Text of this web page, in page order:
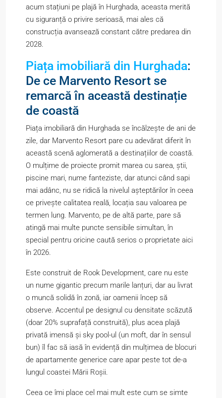
acum stațiuni pe plajă în Hurghada, aceasta merită
cu siguranță o privire serioasă, mai ales că
construcția avansează constant către predarea din
2028.
Piața imobiliară din Hurghada:
De ce Marvento Resort se
remarcă în această destinație
de coastă
Piața imobiliară din Hurghada se încălzește de ani de
zile, dar Marvento Resort pare cu adevărat diferit în
această scenă aglomerată a destinațiilor de coastă.
O mulțime de proiecte promit marea cu sarea, știi,
piscine mari, nume fanteziste, dar atunci când sapi
mai adânc, nu se ridică la nivelul așteptărilor în ceea
ce privește calitatea reală, locația sau valoarea pe
termen lung. Marvento, pe de altă parte, pare să
atingă mai multe puncte sensibile simultan, în
special pentru oricine caută serios o proprietate aici
în 2026.
Este construit de Rook Development, care nu este
un nume gigantic precum marile lanțuri, dar au livrat
o muncă solidă în zonă, iar oamenii încep să
observe. Accentul pe designul cu densitate scăzută
(doar 20% suprafață construită), plus acea plajă
privată imensă și sky pool-ul (un moft, dar în sensul
bun) îl fac să iasă în evidență din mulțimea de blocuri
de apartamente generice care apar peste tot de-a
lungul coastei Mării Roșii.
Ceea ce îmi place cel mai mult este cum se simte